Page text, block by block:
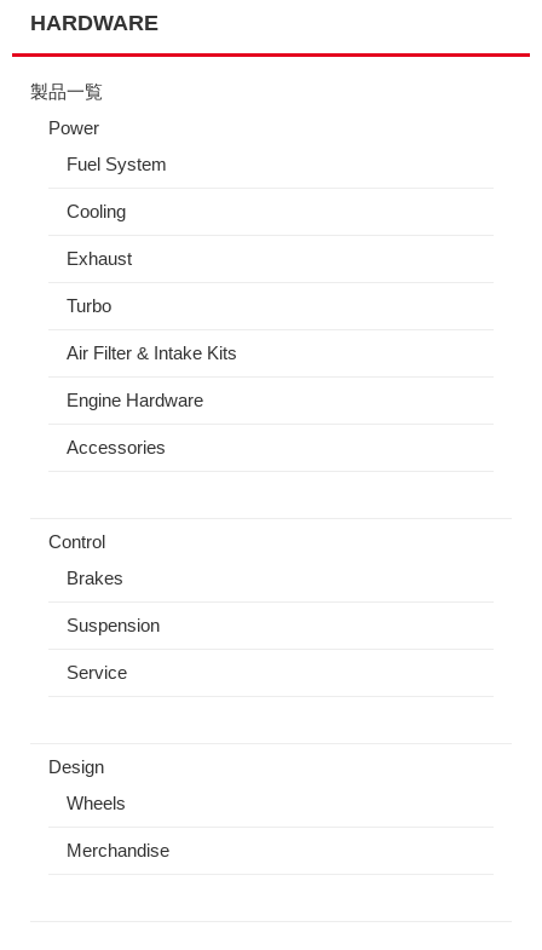
HARDWARE
製品一覧
Power
Fuel System
Cooling
Exhaust
Turbo
Air Filter & Intake Kits
Engine Hardware
Accessories
Control
Brakes
Suspension
Service
Design
Wheels
Merchandise